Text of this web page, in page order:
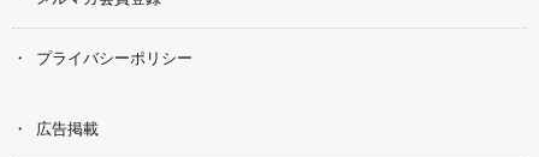
プライバシーポリシー
広告掲載